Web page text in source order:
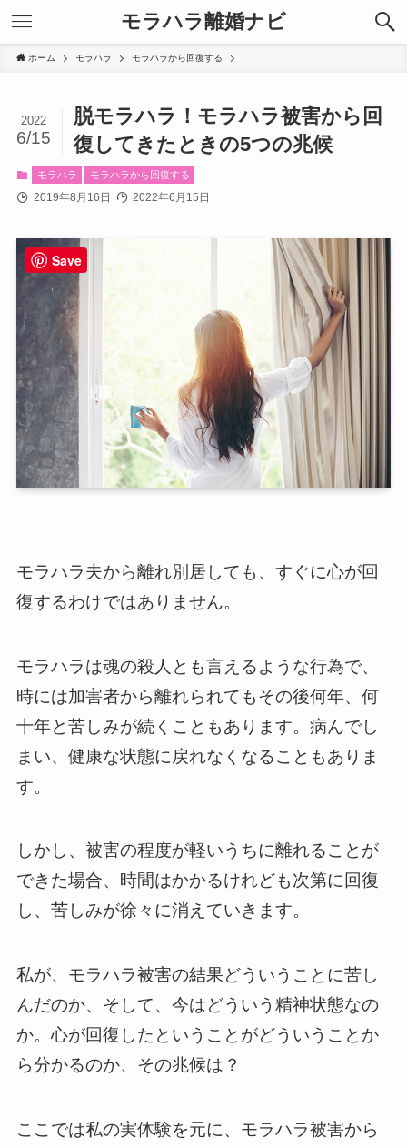
モラハラ離婚ナビ
ホーム モラハラ モラハラから回復する
脱モラハラ！モラハラ被害から回
復してきたときの5つの兆候
2022
6/15
モラハラ モラハラから回復する
2019年8月16日 2022年6月15日
モラハラ夫から離れ別居しても、すぐに心が回
復するわけではありません。
モラハラは魂の殺人とも言えるような行為で、
時には加害者から離れられてもその後何年、何
十年と苦しみが続くこともあります。病んでし
まい、健康な状態に戻れなくなることもありま
す。
しかし、被害の程度が軽いうちに離れることが
できた場合、時間はかかるけれども次第に回復
し、苦しみが徐々に消えていきます。
私が、モラハラ被害の結果どういうことに苦し
んだのか、そして、今はどういう精神状態なの
か。心が回復したということがどういうことか
ら分かるのか、その兆候は？
ここでは私の実体験を元に、モラハラ被害から
Save